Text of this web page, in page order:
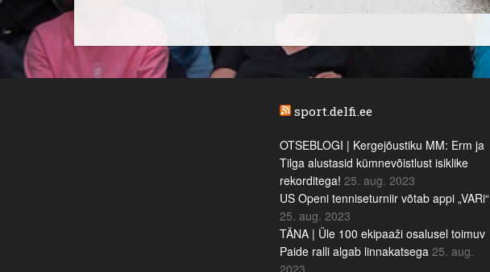
sport.delfi.ee
OTSEBLOGI | Kergejõustiku MM: Erm ja
Tilga alustasid kümnevõistlust isiklike
rekorditega! 25. aug. 2023
US Openi tenniseturniir võtab appi „VARi“
25. aug. 2023
TÄNA | Üle 100 ekipaaži osalusel toimuv
Paide ralli algab linnakatsega 25. aug.
2023